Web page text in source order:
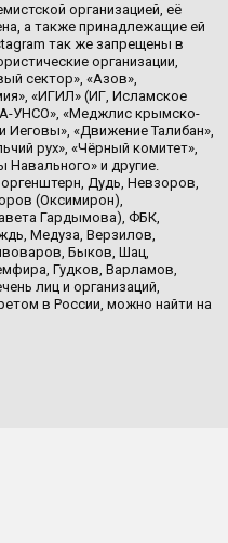
организацией, её
а также принадлежащие ей
так же запрещены в
организации,
сектор», «Азов»,
«ИГИЛ» (ИГ, Исламское
УНСО», «Меджлис крымско-
Иеговы», «Движение Талибан»,
рух», «Чёрный комитет»,
Навального» и другие.
Дудь, Невзоров,
(Оксимирон),
Гардымова), ФБК,
Медуза, Верзилов,
Быков, Шац,
Гудков, Варламов,
лиц и организаций,
в России, можно найти на